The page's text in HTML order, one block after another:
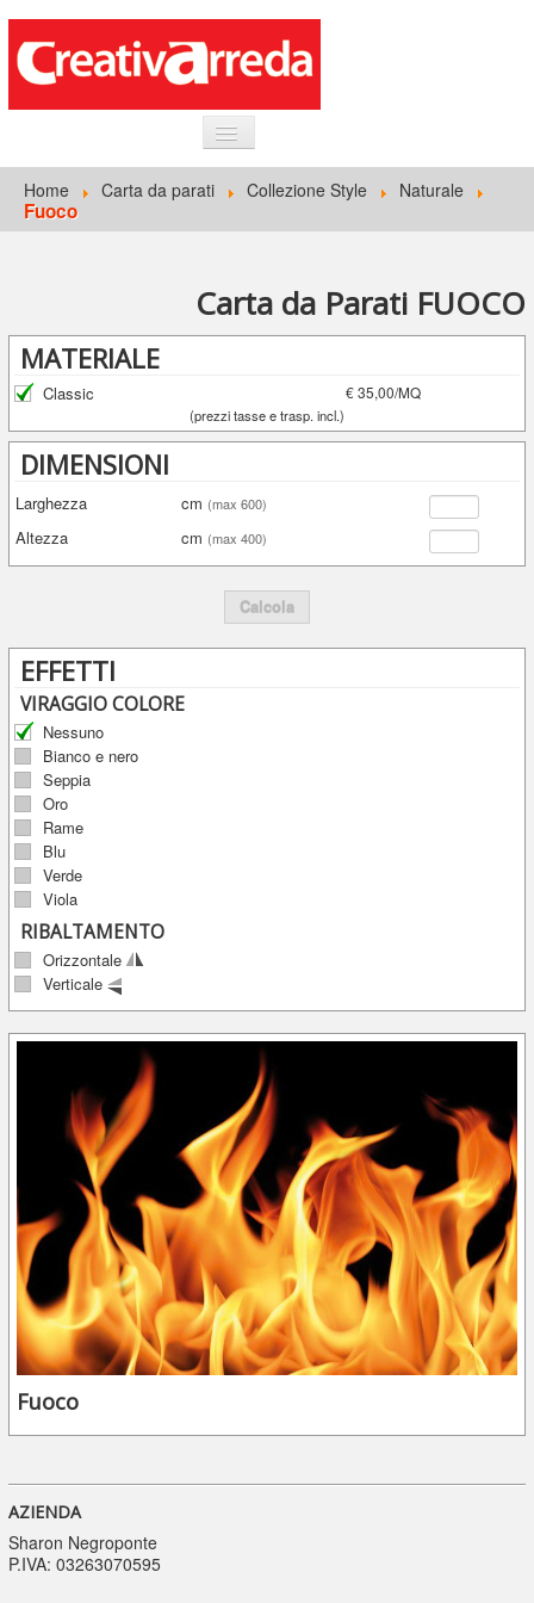
HOME
INFORMAZIONI GENERALI
Home Carta da parati Collezione Style Naturale
Fuoco
Carta da Parati FUOCO
MATERIALE
Classic € 35,00/MQ
(prezzi tasse e trasp. incl.)
DIMENSIONI
Larghezza cm (max 600)
Altezza cm (max 400)
Calcola
EFFETTI
VIRAGGIO COLORE
Nessuno
Bianco e nero
Seppia
Oro
Rame
Blu
Verde
Viola
RIBALTAMENTO
Orizzontale
Verticale
Fuoco
AZIENDA
Sharon Negroponte
P.IVA: 03263070595